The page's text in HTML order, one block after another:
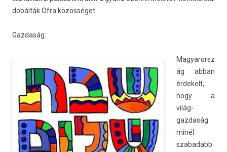
dobálták Ofra közösséget.
Gaz­daság:
Magyarorsz
ág abban
érdekelt,
hogy a
világ­
gazdaság
minél
szabadabb